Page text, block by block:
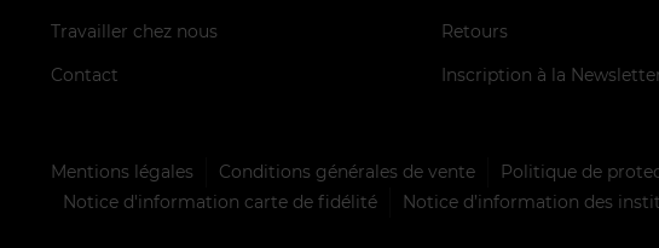
Travailler chez nous
Contact
Retours
Inscription à la
Mentions légales Conditions générales de vente Politique de
Notice d'information carte de fidélité
Notice d’information des